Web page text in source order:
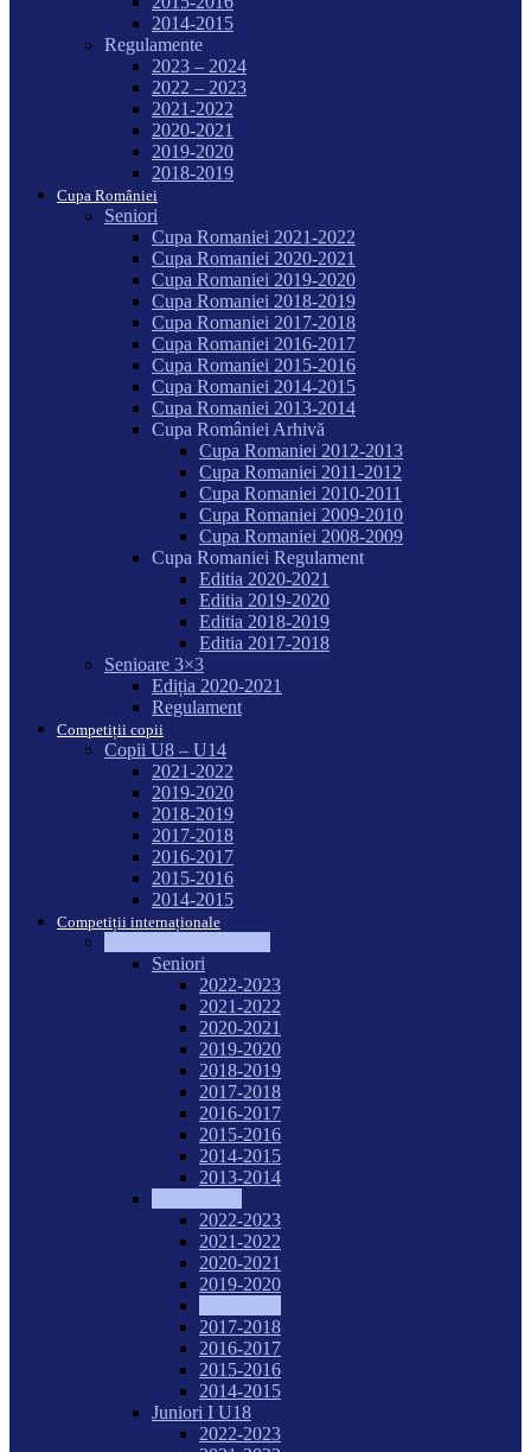
2014-2015
Regulamente
2023 – 2024
2022 – 2023
2021-2022
2020-2021
2019-2020
2018-2019
Cupa României
Seniori
Cupa Romaniei 2021-2022
Cupa Romaniei 2020-2021
Cupa Romaniei 2019-2020
Cupa Romaniei 2018-2019
Cupa Romaniei 2017-2018
Cupa Romaniei 2016-2017
Cupa Romaniei 2015-2016
Cupa Romaniei 2014-2015
Cupa Romaniei 2013-2014
Cupa României Arhivă
Cupa Romaniei 2012-2013
Cupa Romaniei 2011-2012
Cupa Romaniei 2010-2011
Cupa Romaniei 2009-2010
Cupa Romaniei 2008-2009
Cupa Romaniei Regulament
Editia 2020-2021
Editia 2019-2020
Editia 2018-2019
Editia 2017-2018
Senioare 3×3
Ediția 2020-2021
Regulament
Competiții copii
Copii U8 – U14
2021-2022
2019-2020
2018-2019
2017-2018
2016-2017
2015-2016
2014-2015
Competiții internaționale
Seniori
2022-2023
2021-2022
2020-2021
2019-2020
2018-2019
2017-2018
2016-2017
2015-2016
2014-2015
2013-2014
2022-2023
2021-2022
2020-2021
2019-2020
2017-2018
2016-2017
2015-2016
2014-2015
Juniori I U18
2022-2023